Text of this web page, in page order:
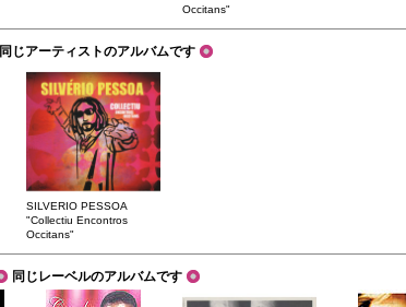
Occitans"
同じアーティストのアルバムです
SILVERIO PESSOA
"Collectiu Encontros
Occitans"
同じレーベルのアルバムです